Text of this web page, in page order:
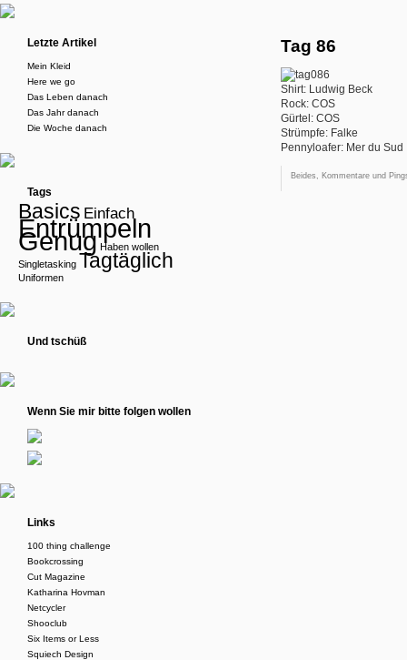
Tag 86
Shirt: Ludwig Beck
Rock: COS
Gürtel: COS
Strümpfe: Falke
Pennyloafer: Mer du Sud
Beides, Kommentare und
Letzte Artikel
Mein Kleid
Here we go
Das Leben danach
Das Jahr danach
Die Woche danach
Tags
Basics Einfach
Entrümpeln
Genug Haben wollen
Singletasking Tagtäglich
Uniformen
Und tschüß
Wenn Sie mir bitte folgen wollen
Links
100 thing challenge
Bookcrossing
Cut Magazine
Katharina Hovman
Netcycler
Shooclub
Six Items or Less
Squiech Design